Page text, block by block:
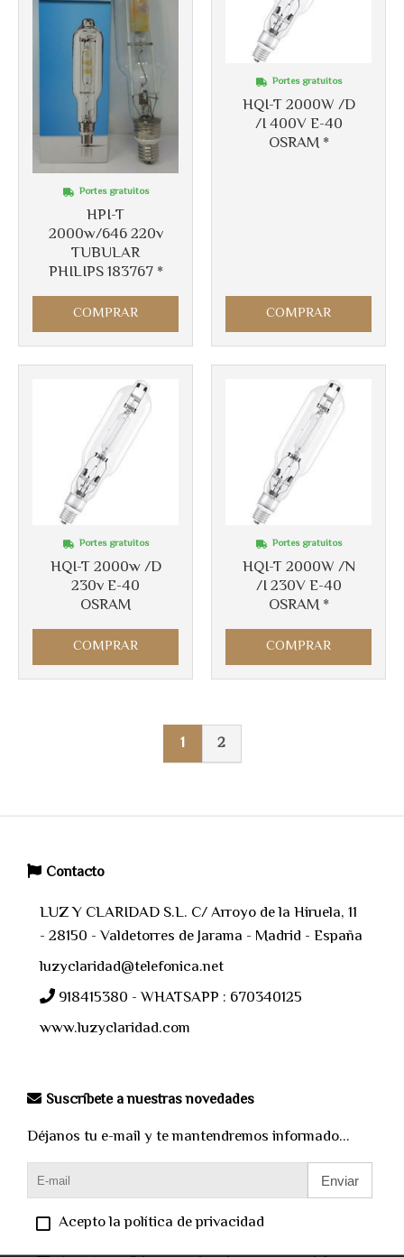
HPI-T
2000w/646 220v
TUBULAR
PHILIPS 183767 *
Portes gratuitos
COMPRAR
HQI-T 2000W /D
/I 400V E-40
OSRAM *
Portes gratuitos
COMPRAR
HQI-T 2000w /D
230v E-40
OSRAM
Portes gratuitos
COMPRAR
HQI-T 2000W /N
/I 230V E-40
OSRAM *
Portes gratuitos
COMPRAR
1 2
Contacto
LUZ Y CLARIDAD S.L. C/ Arroyo de la Hiruela, 11
- 28150 - Valdetorres de Jarama - Madrid - España
luzyclaridad@telefonica.net
918415380 - WHATSAPP : 670340125
www.luzyclaridad.com
Suscríbete a nuestras novedades
Déjanos tu e-mail y te mantendremos informado...
Enviar
Acepto la política de privacidad